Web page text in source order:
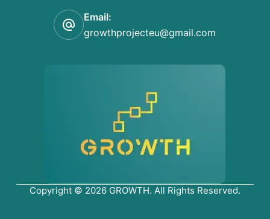
Email:
growthprojecteu@gmail.com
Copyright © 2026 GROWTH. All Rights Reserved.